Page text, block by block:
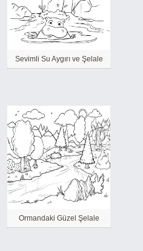
Sevimli Su Aygırı ve Şelale
Ormandaki Güzel Şelale